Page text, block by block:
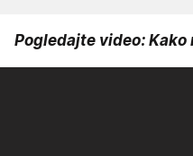
Pogledajte video: